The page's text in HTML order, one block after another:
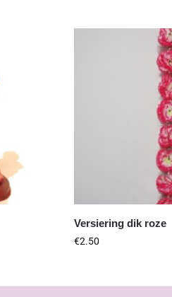
Versiering dik roze
€2.50